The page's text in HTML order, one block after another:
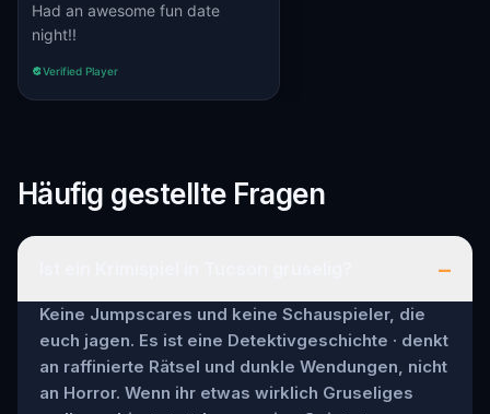
Had an awesome fun date
night!!
Verified Player
Häufig gestellte Fragen
–
Keine Jumpscares und keine Schauspieler, die
euch jagen. Es ist eine Detektivgeschichte · denkt
an raffinierte Rätsel und dunkle Wendungen, nicht
an Horror. Wenn ihr etwas wirklich Gruseliges